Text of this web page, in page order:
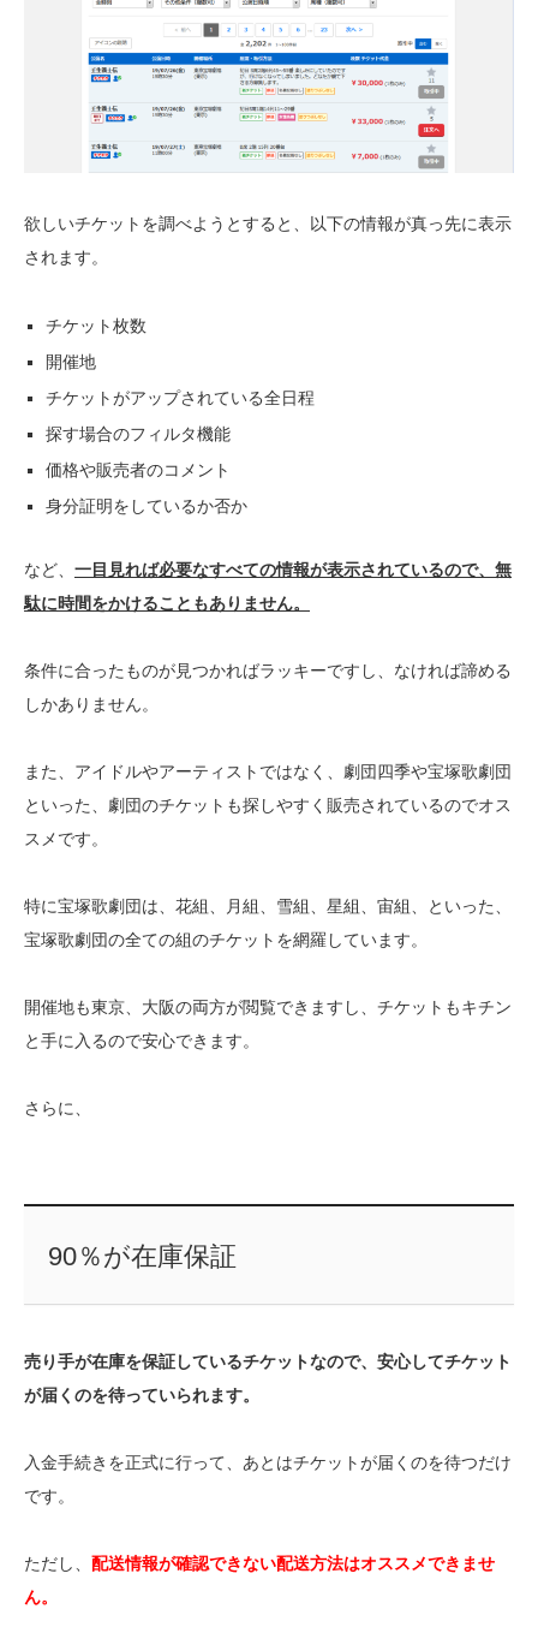
欲しいチケットを調べようとすると、以下の情報が真っ先に表示
されます。
チケット枚数
開催地
チケットがアップされている全日程
探す場合のフィルタ機能
価格や販売者のコメント
身分証明をしているか否か
など、 一目見れば必要なすべての情報が表示されているので、無
駄に時間をかけることもありません。
条件に合ったものが見つかればラッキーですし、なければ諦める
しかありません。
また、アイドルやアーティストではなく、劇団四季や宝塚歌劇団
といった、劇団のチケットも探しやすく販売されているのでオス
スメです。
特に宝塚歌劇団は、花組、月組、雪組、星組、宙組、といった、
宝塚歌劇団の全ての組のチケットを網羅しています。
開催地も東京、大阪の両方が閲覧できますし、チケットもキチン
と手に入るので安心できます。
さらに、
90％が在庫保証
売り手が在庫を保証しているチケットなので、安心してチケット
が届くのを待っていられます。
入金手続きを正式に行って、あとはチケットが届くのを待つだけ
です。
ただし、 配送情報が確認できない配送方法はオススメできませ
ん。